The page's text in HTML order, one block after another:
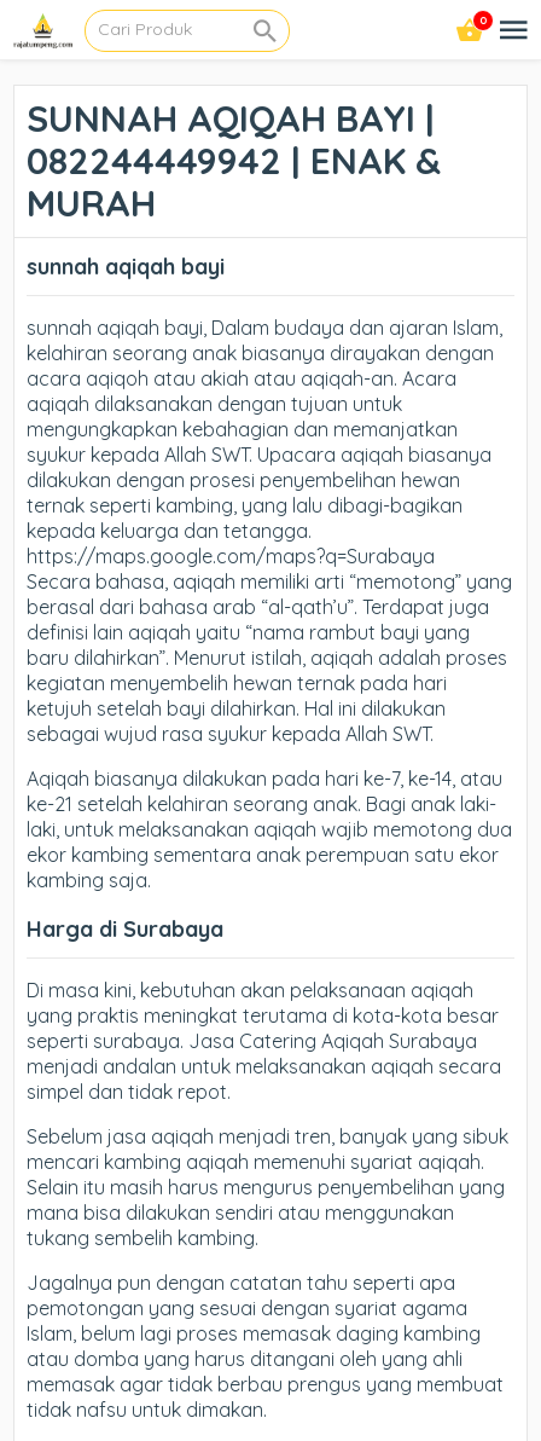
0
SUNNAH AQIQAH BAYI |
082244449942 | ENAK &
MURAH
sunnah aqiqah bayi
sunnah aqiqah bayi, Dalam budaya dan ajaran Islam,
kelahiran seorang anak biasanya dirayakan dengan
acara aqiqoh atau akiah atau aqiqah-an. Acara
aqiqah dilaksanakan dengan tujuan untuk
mengungkapkan kebahagian dan memanjatkan
syukur kepada Allah SWT. Upacara aqiqah biasanya
dilakukan dengan prosesi penyembelihan hewan
ternak seperti kambing, yang lalu dibagi-bagikan
kepada keluarga dan tetangga.
https://maps.google.com/maps?q=Surabaya
Secara bahasa, aqiqah memiliki arti “memotong” yang
berasal dari bahasa arab “al-qath’u”. Terdapat juga
definisi lain aqiqah yaitu “nama rambut bayi yang
baru dilahirkan”. Menurut istilah, aqiqah adalah proses
kegiatan menyembelih hewan ternak pada hari
ketujuh setelah bayi dilahirkan. Hal ini dilakukan
sebagai wujud rasa syukur kepada Allah SWT.
Aqiqah biasanya dilakukan pada hari ke-7, ke-14, atau
ke-21 setelah kelahiran seorang anak. Bagi anak laki-
laki, untuk melaksanakan aqiqah wajib memotong dua
ekor kambing sementara anak perempuan satu ekor
kambing saja.
Harga di Surabaya
Di masa kini, kebutuhan akan pelaksanaan aqiqah
yang praktis meningkat terutama di kota-kota besar
seperti surabaya. Jasa Catering Aqiqah Surabaya
menjadi andalan untuk melaksanakan aqiqah secara
simpel dan tidak repot.
Sebelum jasa aqiqah menjadi tren, banyak yang sibuk
mencari kambing aqiqah memenuhi syariat aqiqah.
Selain itu masih harus mengurus penyembelihan yang
mana bisa dilakukan sendiri atau menggunakan
tukang sembelih kambing.
Jagalnya pun dengan catatan tahu seperti apa
pemotongan yang sesuai dengan syariat agama
Islam, belum lagi proses memasak daging kambing
atau domba yang harus ditangani oleh yang ahli
memasak agar tidak berbau prengus yang membuat
tidak nafsu untuk dimakan.